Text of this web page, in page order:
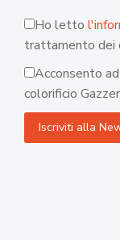
Ho letto
trattamento dei
Acconsento
colorificio